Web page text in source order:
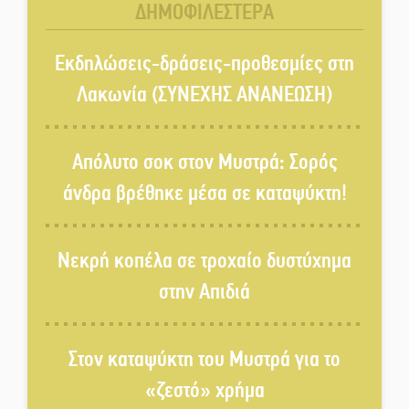
την τέχνη της πέτρας
Στους ρυθμούς της Ελεωνόρας
Ζουγανέλη το Σαϊνοπούλειο
του Λαχίου
Παλαιοπαναγιά ξεσκέπασε η
Αστυνομία
Μπαρόκ μελωδίες κάτω από την
ΔΗΜΟΦΙΛΕΣΤΕΡΑ
Εκδηλώσεις-δράσεις-προθεσμίες στη
Λακωνία (ΣΥΝΕΧΗΣ ΑΝΑΝΕΩΣΗ)
Απόλυτο σοκ στον Μυστρά: Σορός
άνδρα βρέθηκε μέσα σε καταψύκτη!
Νεκρή κοπέλα σε τροχαίο δυστύχημα
στην Απιδιά
Στον καταψύκτη του Μυστρά για το
«ζεστό» χρήμα